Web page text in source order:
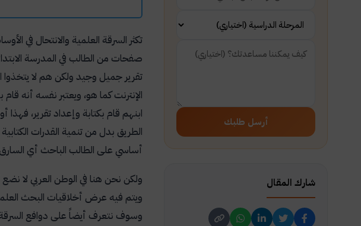
أرسل طلبك
شارك المقال
تكثر السرقة العلمية والانتحال في
صفحات من الطالب في المدرسة
تقرير جميل وجيد ولكن هم لا يتخذوا
الإنترنت كما هو، ويعتبر نفسه أنه
ابنهم قام بكتابة وإعداد تقرير،
الطريق بدل من تنمية القدرات
أساسي على الطالب الباحث أي
ولكن نحن هنا في الوطن العربي لا
ويتم فيه عرض أخلاقيات البحث
وسوف نتعرف أيضاً على دوافع السرقة